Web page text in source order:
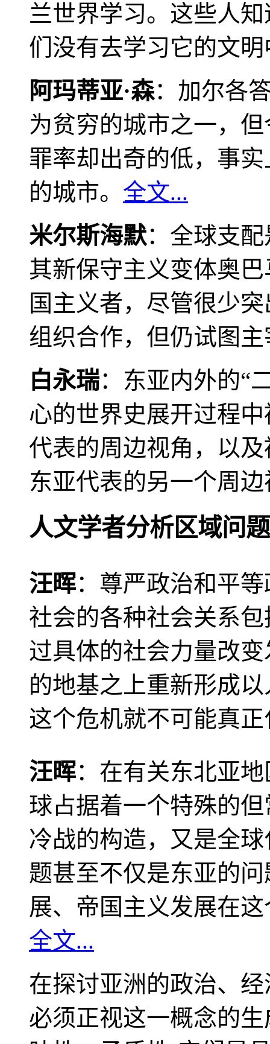
兰世界学习。这些人
们没有去学习它的文
阿玛蒂亚·森：加尔各
为贫穷的城市之一，
罪率却出奇的低，事
的城市。 全文...
米尔斯海默：全球支
其新保守主义变体奥
国主义者，尽管很少
组织合作，但仍试图
白永瑞：东亚内外的“
心的世界史展开过程
代表的周边视角，以
东亚代表的另一个周
人文学者分析区域问题
汪晖：尊严政治和平
社会的各种社会关系
过具体的社会力量改
的地基之上重新形成
这个危机就不可能真
汪晖：在有关东北亚
球占据着一个特殊的
冷战的构造，又是全
题甚至不仅是东亚的
展、帝国主义发展在
全文...
在探讨亚洲的政治、
必须正视这一概念的